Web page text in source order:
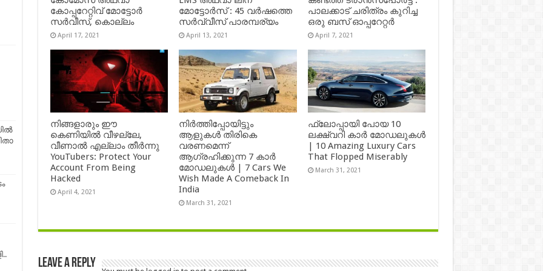
കോപ്പറേറ്റിവ് മോട്ടോര്‍
സര്‍വീസ്, കൊല്ലം
April 17, 2021
മോട്ടോർസ് : 45 വർഷത്തെ
സർവ്വീസ് പാരമ്പര്യം
April 13, 2021
പാലക്കാട് ചരിത്രം കുറിച്ച
ഒരു ബസ് ഓപ്പറേറ്റർ
April 7, 2021
നിങ്ങളാരും ഈ
കെണിയിൽ വീഴല്ലേ,
വീണാൽ എല്ലാം തീർന്നു
YouTubers: Protect Your
Account From Being
Hacked
April 4, 2021
നിർത്തിപ്പോയിട്ടും
ആളുകൾ തിരികെ
വരണമെന്ന്
ആഗ്രഹിക്കുന്ന 7 കാർ
മോഡലുകൾ | 7 Cars We
Wish Made A Comeback In
India
March 31, 2021
ഫ്ലോപ്പായി പോയ 10
ലക്ഷ്വറി കാർ മോഡലുകൾ
| 10 Amazing Luxury Cars
That Flopped Miserably
March 31, 2021
Leave a Reply